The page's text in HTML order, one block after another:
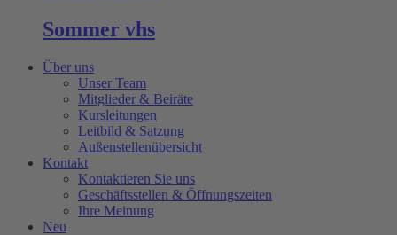
Sommer vhs
Über uns
Unser Team
Mitglieder & Beiräte
Kursleitungen
Leitbild & Satzung
Außenstellenübersicht
Kontakt
Kontaktieren Sie uns
Geschäftsstellen & Öffnungszeiten
Ihre Meinung
Neu